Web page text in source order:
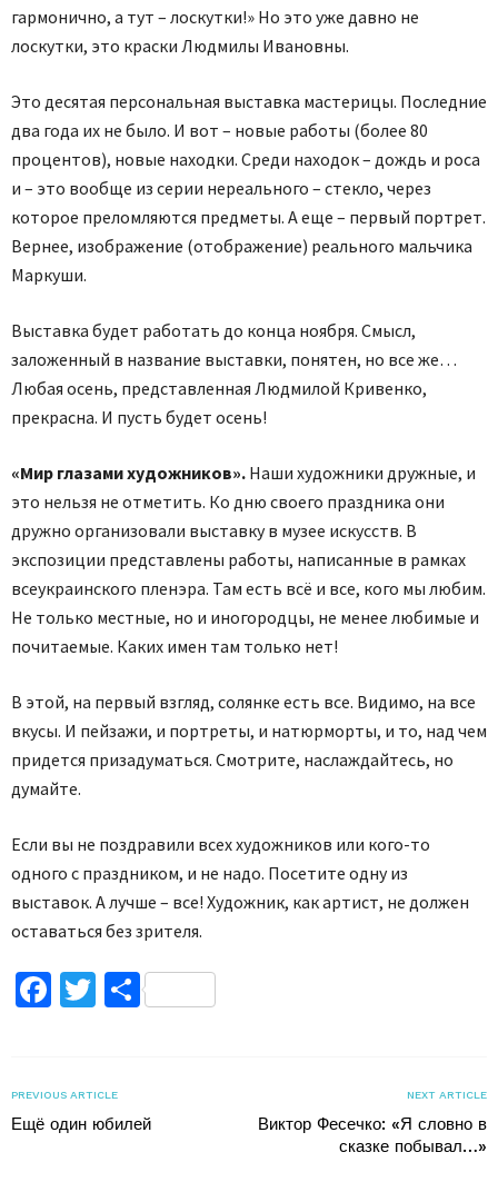
гармонично, а тут – лоскутки!» Но это уже давно не
лоскутки, это краски Людмилы Ивановны.
Это десятая персональная выставка мастерицы. Последние
два года их не было. И вот – новые работы (более 80
процентов), новые находки. Среди находок – дождь и роса
и – это вообще из серии нереального – стекло, через
которое преломляются предметы. А еще – первый портрет.
Вернее, изображение (отображение) реального мальчика
Маркуши.
Выставка будет работать до конца ноября. Смысл,
заложенный в название выставки, понятен, но все же…
Любая осень, представленная Людмилой Кривенко,
прекрасна. И пусть будет осень!
«Мир глазами художников». Наши художники дружные, и
это нельзя не отметить. Ко дню своего праздника они
дружно организовали выставку в музее искусств. В
экспозиции представлены работы, написанные в рамках
всеукраинского пленэра. Там есть всё и все, кого мы любим.
Не только местные, но и иногородцы, не менее любимые и
почитаемые. Каких имен там только нет!
В этой, на первый взгляд, солянке есть все. Видимо, на все
вкусы. И пейзажи, и портреты, и натюрморты, и то, над чем
придется призадуматься. Смотрите, наслаждайтесь, но
думайте.
Если вы не поздравили всех художников или кого-то
одного с праздником, и не надо. Посетите одну из
выставок. А лучше – все! Художник, как артист, не должен
оставаться без зрителя.
Facebook
TwitterПоділитися
PREVIOUS ARTICLE
Ещё один юбилей
NEXT ARTICLE
Виктор Фесечко: «Я словно в
сказке побывал…»